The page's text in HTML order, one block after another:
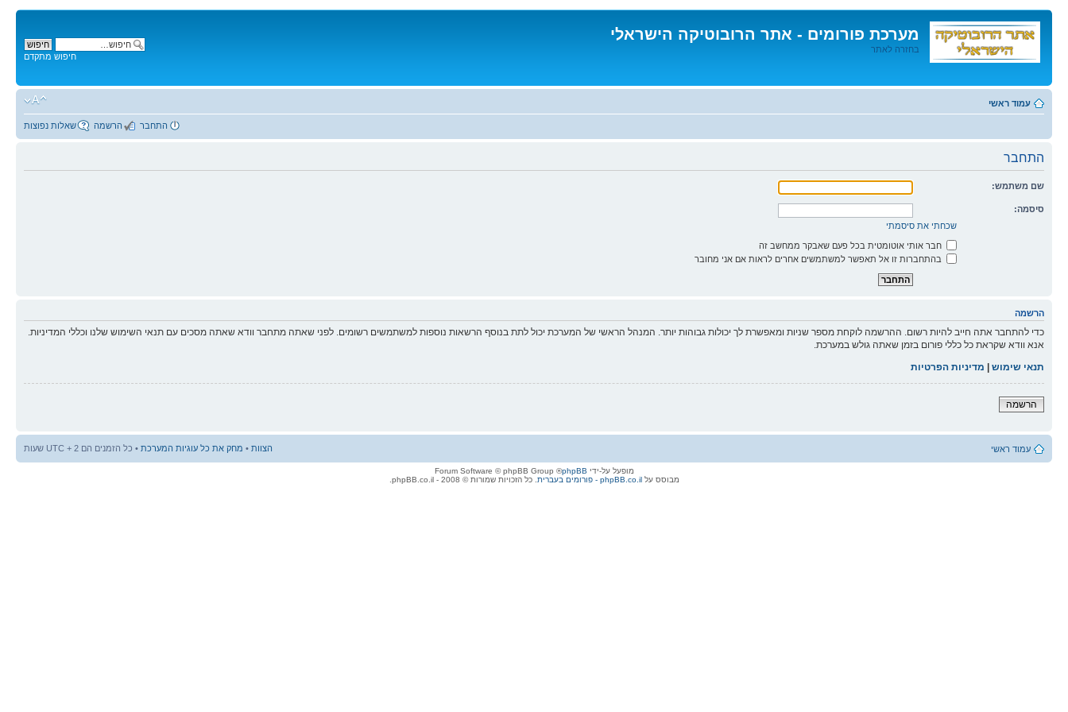
מערכת פורומים - אתר הרובוטיקה הישראלי
בחזרה לאתר
לתוכן
חיפוש מתקדם
עמוד ראשי
שאלות נפוצות הרשמה התחבר
התחבר
שם משתמש:
סיסמה:
שכחתי את סיסמתי
חבר אותי אוטומטית בכל פעם שאבקר ממחשב זה
בהתחברות זו אל תאפשר למשתמשים אחרים לראות אם אני מחובר
הרשמה
כדי להתחבר אתה חייב להיות רשום. ההרשמה לוקחת מספר שניות ומאפשרת לך יכולות גבוהות יותר. המנהל הראשי של המערכת יכול לתת בנוסף הרשאות נוספות למשתמשים רשומים. לפני שאתה מתחבר וודא שאתה מסכים עם תנאי השימוש שלנו וכללי המדיניות.
אנא וודא שקראת כל כללי פורום בזמן שאתה גולש במערכת.
תנאי שימוש | מדיניות הפרטיות
הרשמה
עמוד ראשי הצוות • מחק את כל עוגיות המערכת • כל הזמנים הם UTC + 2 שעות
מופעל על-ידי phpBB
® Forum Software © phpBB Group
מבוסס עלphpBB.co.il - פורומים בעברית . כל הזכויות שמורות © 2008 - phpBB.co.il.